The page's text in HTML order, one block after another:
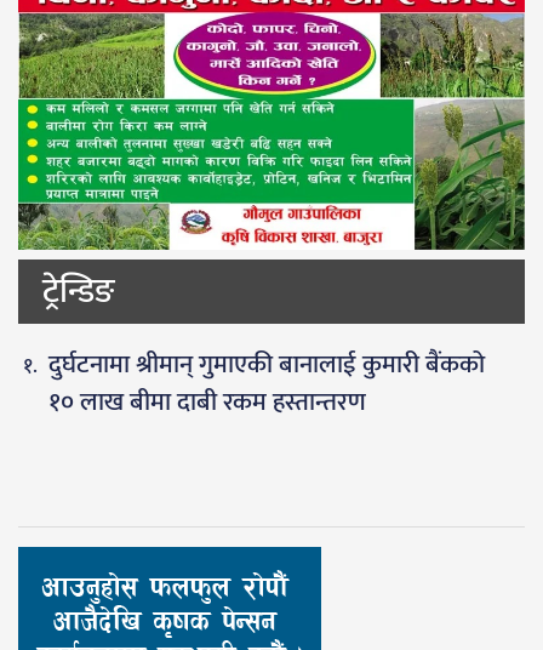
ट्रेन्डिङ
दुर्घटनामा श्रीमान् गुमाएकी बानालाई कुमारी बैंकको
१० लाख बीमा दाबी रकम हस्तान्तरण